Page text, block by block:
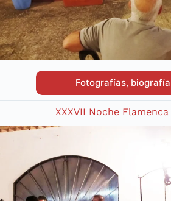
Fotografías,
XXXVII Noche